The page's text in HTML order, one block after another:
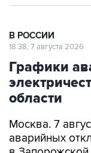
В РОССИИ
18:38, 7 августа 2026
Графики
области
Москва. 7
аварийных